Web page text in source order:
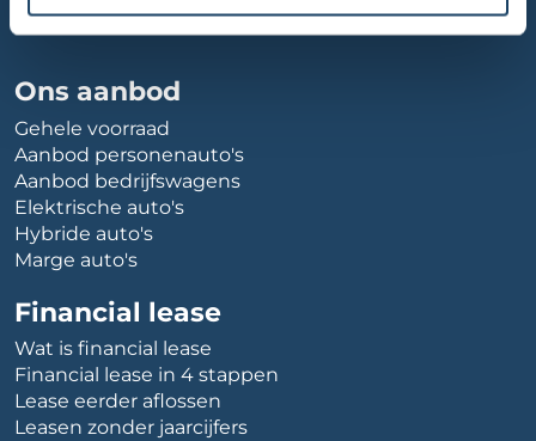
Home Autobedrijf autobedrijf-van-der-wal-en-zonen
Ons aanbod
Gehele voorraad
Aanbod personenauto's
Aanbod bedrijfswagens
Elektrische auto's
Hybride auto's
Marge auto's
Financial lease
Wat is financial lease
Financial lease in 4 stappen
Lease eerder aflossen
Leasen zonder jaarcijfers